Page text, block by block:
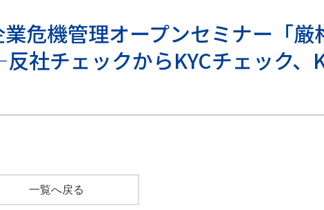
危機管理オープンセミナー「厳
社チェックからKYCチェック、
一覧へ戻る